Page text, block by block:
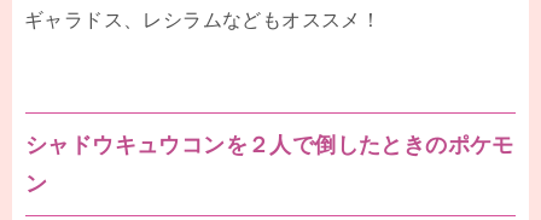
ギャラドス、レシラムなどもオススメ！
シャドウキュウコンを２人で倒したときのポケモ
ン